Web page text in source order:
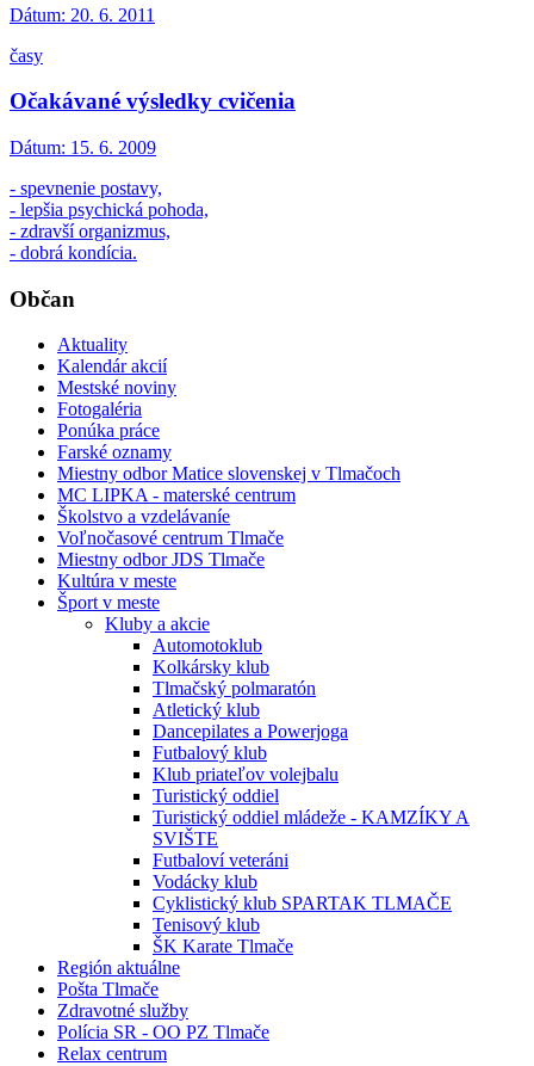
Dátum: 20. 6. 2011
časy
Očakávané výsledky cvičenia
Dátum: 15. 6. 2009
- spevnenie postavy,
- lepšia psychická pohoda,
- zdravší organizmus,
- dobrá kondícia.
Občan
Aktuality
Kalendár akcií
Mestské noviny
Fotogaléria
Ponúka práce
Farské oznamy
Miestny odbor Matice slovenskej v Tlmačoch
MC LIPKA - materské centrum
Školstvo a vzdelávaníe
Voľnočasové centrum Tlmače
Miestny odbor JDS Tlmače
Kultúra v meste
Šport v meste
Kluby a akcie
Automotoklub
Kolkársky klub
Tlmačský polmaratón
Atletický klub
Dancepilates a Powerjoga
Futbalový klub
Klub priateľov volejbalu
Turistický oddiel
Turistický oddiel mládeže - KAMZÍKY A
SVIŠTE
Futbaloví veteráni
Vodácky klub
Cyklistický klub SPARTAK TLMAČE
Tenisový klub
ŠK Karate Tlmače
Región aktuálne
Pošta Tlmače
Zdravotné služby
Polícia SR - OO PZ Tlmače
Relax centrum